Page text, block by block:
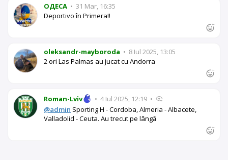
OДЕСА • 31 Mar, 16:35
Deportivo în Primera!!
oleksandr-mayboroda • 8 Iul 2025, 13:05
2 ori Las Palmas au jucat cu Andorra
Roman-Lviv • 4 Iul 2025, 12:19 •
@admin Sporting H - Cordoba, Almeria - Albacete,
Valladolid - Ceuta. Au trecut pe lângă